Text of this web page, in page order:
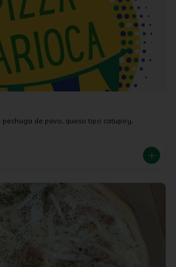
pechuga de pavo, queso tipo catupiry,